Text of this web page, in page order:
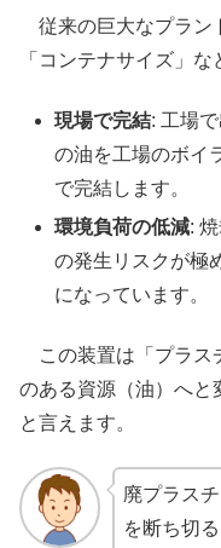
従来の巨大なプラン
「コンテナサイズ」
現場で完結: 工場
の油を工場のボイ
で完結します。
環境負荷の低減:
の発生リスクが極
になっています。
この装置は「プラス
のある資源（油）へと
と言えます。
廃プラス
を断ち切